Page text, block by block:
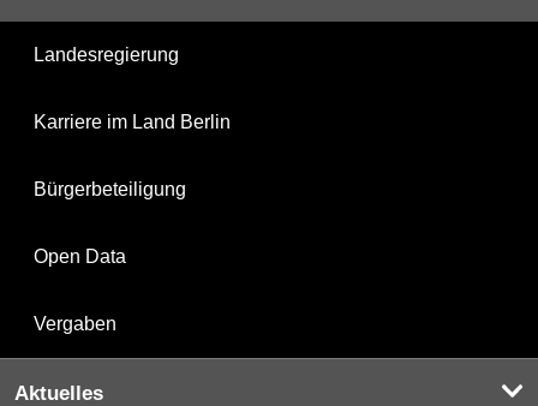
Landesregierung
Karriere im Land Berlin
Bürgerbeteiligung
Open Data
Vergaben
Aktuelles